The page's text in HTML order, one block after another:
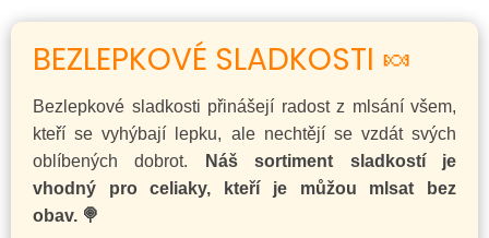
BEZLEPKOVÉ SLADKOSTI 🍬
Bezlepkové sladkosti přinášejí radost z mlsání všem,
kteří se vyhýbají lepku, ale nechtějí se vzdát svých
oblíbených dobrot.
Náš sortiment sladkostí je
vhodný pro celiaky, kteří je můžou mlsat bez
obav. 🍭